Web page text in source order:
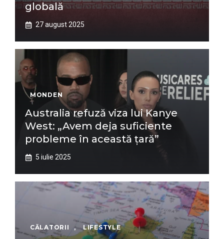
globală
27 august 2025
MONDEN
Australia refuză viza lui Kanye
West: „Avem deja suficiente
probleme în această țară”
5 iulie 2025
CĂLATORII , LIFESTYLE